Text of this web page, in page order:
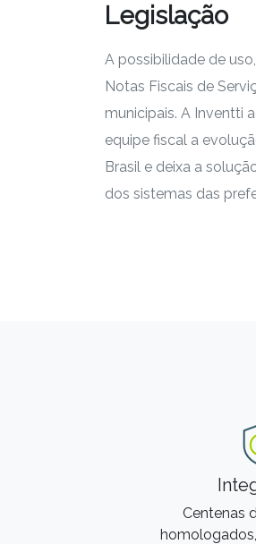
Legislação
A possibilidade de
Notas Fiscais de
municipais. A Inventti
equipe fiscal a
Brasil e deixa a
dos sistemas das
Centenas